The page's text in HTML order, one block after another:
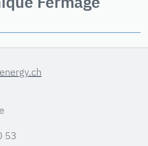
53